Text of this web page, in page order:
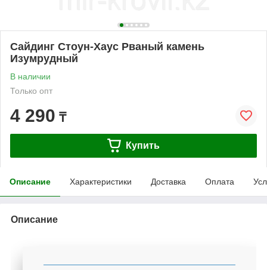
Сайдинг Стоун-Хаус Рваный камень
Изумрудный
В наличии
Только опт
4 290 ₸
Купить
Описание Характеристики Доставка Оплата
Описание